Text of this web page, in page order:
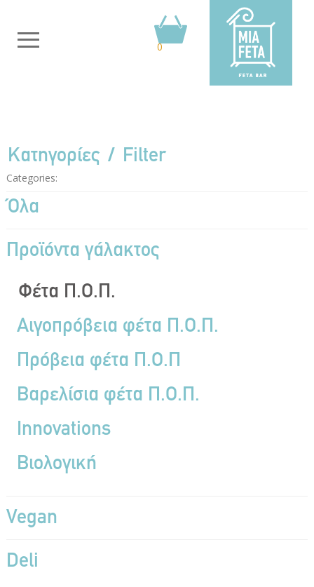
0
Κατηγορίες Filter
Categories:
Όλα
Προϊόντα γάλακτος
Φέτα Π.Ο.Π.
Aιγοπρόβεια φέτα Π.Ο.Π.
Πρόβεια φέτα Π.Ο.Π
Bαρελίσια φέτα Π.Ο.Π.
Ιnnovations
Βιολογική
Vegan
Deli